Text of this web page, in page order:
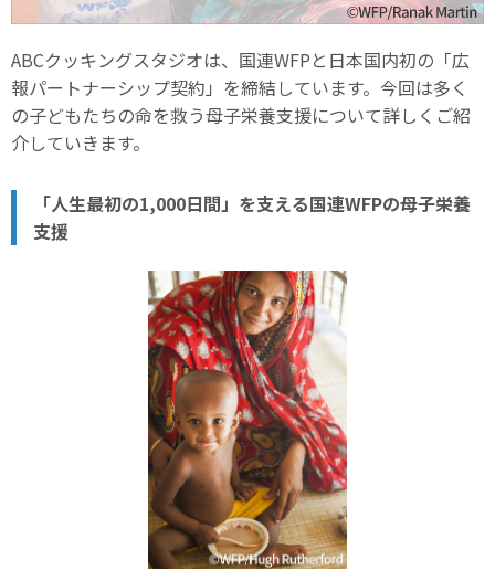
ABCクッキングスタジオは、国連WFPと日本国内初の「広
報パートナーシップ契約」を締結しています。今回は多く
の子どもたちの命を救う母子栄養支援について詳しくご紹
介していきます。
「人生最初の1,000日間」を支える国連WFPの母子栄養
支援